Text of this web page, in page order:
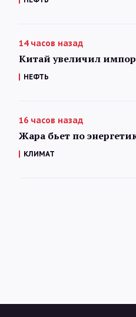
14 часов назад
Китай увеличил
НЕФТЬ
16 часов назад
Жара бьет по
КЛИМАТ